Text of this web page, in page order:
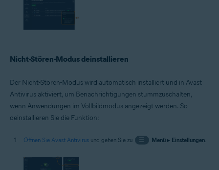
Nicht-Stören-Modus deinstallieren
Der Nicht-Stören-Modus wird automatisch installiert und in Avast
Antivirus aktiviert, um Benachrichtigungen stummzuschalten,
wenn Anwendungen im Vollbildmodus angezeigt werden. So
deinstallieren Sie die Funktion:
Öffnen Sie Avast Antivirus und gehen Sie zu ☰ Menü▸ Einstellungen.